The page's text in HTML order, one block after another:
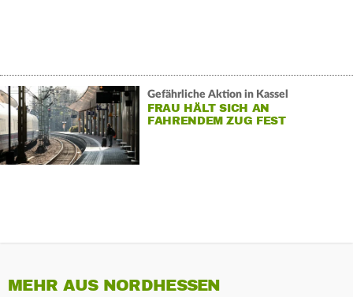
Gefährliche Aktion in Kassel
FRAU HÄLT SICH AN
FAHRENDEM ZUG FEST
MEHR AUS NORDHESSEN